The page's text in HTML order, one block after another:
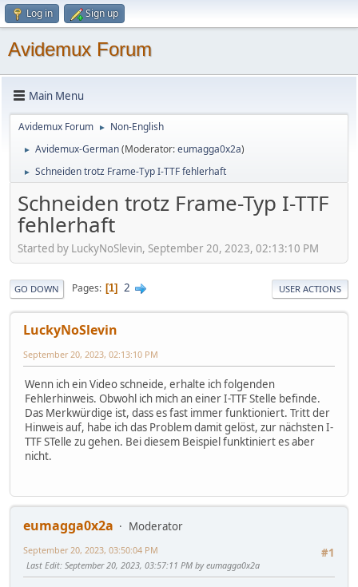
Log in Sign up
Avidemux Forum
Main Menu
Avidemux Forum ► Non-English
► Avidemux-German(Moderator:eumagga0x2a)
► Schneiden trotz Frame-Typ I-TTF fehlerhaft
Schneiden trotz Frame-Typ I-TTF
fehlerhaft
Started by LuckyNoSlevin, September 20, 2023, 02:13:10 PM
GO DOWN Pages 1 2 USER ACTIONS
LuckyNoSlevin
September 20, 2023, 02:13:10 PM
Wenn ich ein Video schneide, erhalte ich folgenden
Fehlerhinweis. Obwohl ich mich an einer I-TTF Stelle befinde.
Das Merkwürdige ist, dass es fast immer funktioniert. Tritt der
Hinweis auf, habe ich das Problem damit gelöst, zur nächsten I-
TTF STelle zu gehen. Bei diesem Beispiel funktiniert es aber
nicht.
eumagga0x2a
Moderator
#1
September 20, 2023, 03:50:04 PM
Last Edit: September 20, 2023, 03:57:11 PM by eumagga0x2a